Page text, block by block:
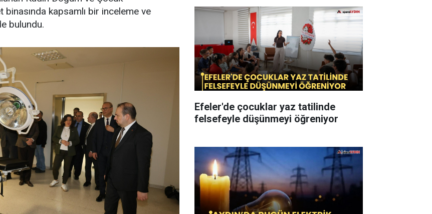
binasında kapsamlı bir inceleme ve
bulundu.
Efeler'de çocuklar yaz tatilinde
felsefeyle düşünmeyi öğreniyor